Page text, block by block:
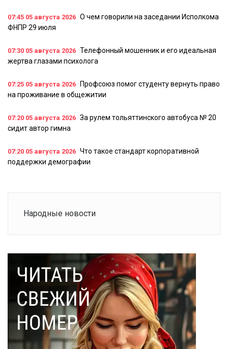
07:45 05 августа 2026 О чем говорили на заседании Исполкома
ФНПР 29 июля
07:30 05 августа 2026 Телефонный мошенник и его идеальная
жертва глазами психолога
07:25 05 августа 2026
Профсоюз помог студенту вернуть право
на проживание в общежитии
07:20 05 августа 2026 За рулем тольяттинского автобуса № 20
сидит автор гимна
07:20 05 августа 2026 Что такое стандарт корпоративной
поддержки демографии
Народные новости